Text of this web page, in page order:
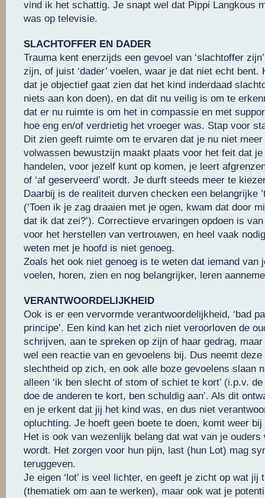
vind ik het schattig. Je snapt wel dat Pippi Langkous
was op televisie.
SLACHTOFFER EN DADER
Trauma kent enerzijds een gevoel van ‘slachtoffer
zijn, of juist ‘dader’ voelen, waar je dat niet echt
dat je objectief gaat zien dat het kind inderdaad
niets aan kon doen), en dat dit nu veilig is om te
dat er nu ruimte is om het in compassie en met
hoe eng en/of verdrietig het vroeger was. Stap voor
Dit zien geeft ruimte om te ervaren dat je nu niet
volwassen bewustzijn maakt plaats voor het feit dat
handelen, voor jezelf kunt op komen, je leert
of ‘af geserveerd’ wordt. Je durft steeds meer te
Daarbij is de realiteit durven checken een belangrijke
(‘Toen ik je zag draaien met je ogen, kwam dat door
dat ik dat zei?’). Correctieve ervaringen opdoen is
voor het herstellen van vertrouwen, en heel vaak
weten met je hoofd is niet genoeg.
Zoals het ook niet genoeg is te weten dat iemand van
voelen, horen, zien en nog belangrijker, leren
VERANTWOORDELIJKHEID
Ook is er een vervormde verantwoordelijkheid, ‘bad
principe’. Een kind kan het zich niet veroorloven de
schrijven, aan te spreken op zijn of haar gedrag,
wel een reactie van en gevoelens bij. Dus neemt
slechtheid op zich, en ook alle boze gevoelens slaan
alleen ‘ik ben slecht of stom of schiet te kort’ (i.p.v.
doe de anderen te kort, ben schuldig aan’. Als dit
en je erkent dat jij het kind was, en dus niet
opluchting. Je hoeft geen boete te doen, komt weer
Het is ook van wezenlijk belang dat wat van je ouders
wordt. Het zorgen voor hun pijn, last (hun Lot) mag
teruggeven.
Je eigen ‘lot’ is veel lichter, en geeft je zicht op wat jij
(thematiek om aan te werken), maar ook wat je